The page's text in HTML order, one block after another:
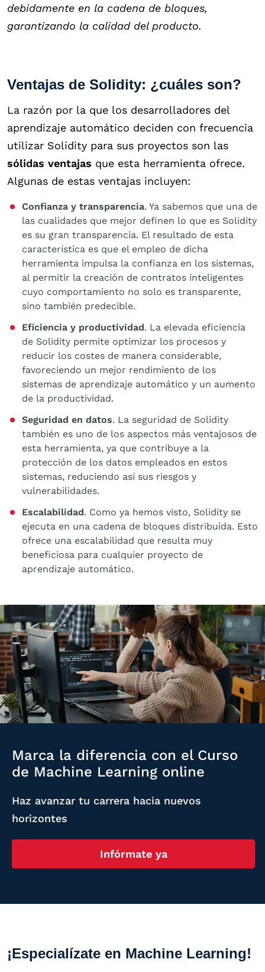
debidamente en la cadena de bloques,
garantizando la calidad del producto.
Ventajas de Solidity: ¿cuáles son?
La razón por la que los desarrolladores del
aprendizaje automático deciden con frecuencia
utilizar Solidity para sus proyectos son las
sólidas ventajas que esta herramienta ofrece.
Algunas de estas ventajas incluyen:
Confianza y transparencia. Ya sabemos que una de
las cualidades que mejor definen lo que es Solidity
es su gran transparencia. El resultado de esta
característica es que el empleo de dicha
herramienta impulsa la confianza en los sistemas,
al permitir la creación de contratos inteligentes
cuyo comportamiento no solo es transparente,
sino también predecible.
Eficiencia y productividad. La elevada eficiencia
de Solidity permite optimizar los procesos y
reducir los costes de manera considerable,
favoreciendo un mejor rendimiento de los
sistemas de aprendizaje automático y un aumento
de la productividad.
Seguridad en datos. La seguridad de Solidity
también es uno de los aspectos más ventajosos de
esta herramienta, ya que contribuye a la
protección de los datos empleados en estos
sistemas, reduciendo así sus riesgos y
vulnerabilidades.
Escalabilidad. Como ya hemos visto, Solidity se
ejecuta en una cadena de bloques distribuida. Esto
ofrece una escalabilidad que resulta muy
beneficiosa para cualquier proyecto de
aprendizaje automático.
Marca la diferencia con el Curso
de Machine Learning online
Haz avanzar tu carrera hacia nuevos
horizontes
Infórmate ya
¡Especialízate en Machine Learning!